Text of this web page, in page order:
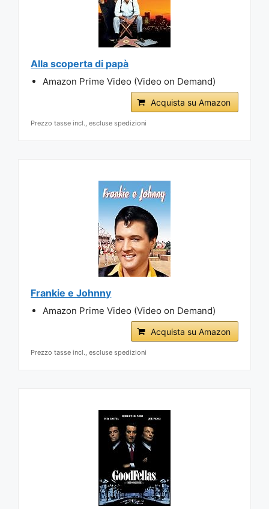
Alla scoperta di papà
Amazon Prime Video (Video on Demand)
Acquista su Amazon
Prezzo tasse incl., escluse spedizioni
Frankie e Johnny
Amazon Prime Video (Video on Demand)
Acquista su Amazon
Prezzo tasse incl., escluse spedizioni